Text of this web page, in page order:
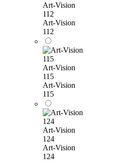
Art-Vision
112
Art-Vision
112
Art-Vision
115
Art-Vision
115
Art-Vision
124
Art-Vision
124